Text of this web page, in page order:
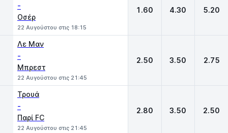
-
Οσέρ
22 Αυγούστου στις 18:15
1.60 4.30 5.20
Λε Μαν
-
Μπρεστ
22 Αυγούστου στις 21:45
2.50 3.50 2.75
Τρουά
-
Παρί FC
22 Αυγούστου στις 21:45
2.80 3.50 2.50